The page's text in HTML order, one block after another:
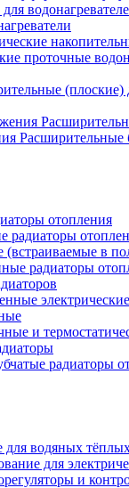
проточные
(плоские)
Расширительные
отопления
радиаторы
(встраиваемые в
радиаторы
электрические
и
радиаторы
для водяных
для
и